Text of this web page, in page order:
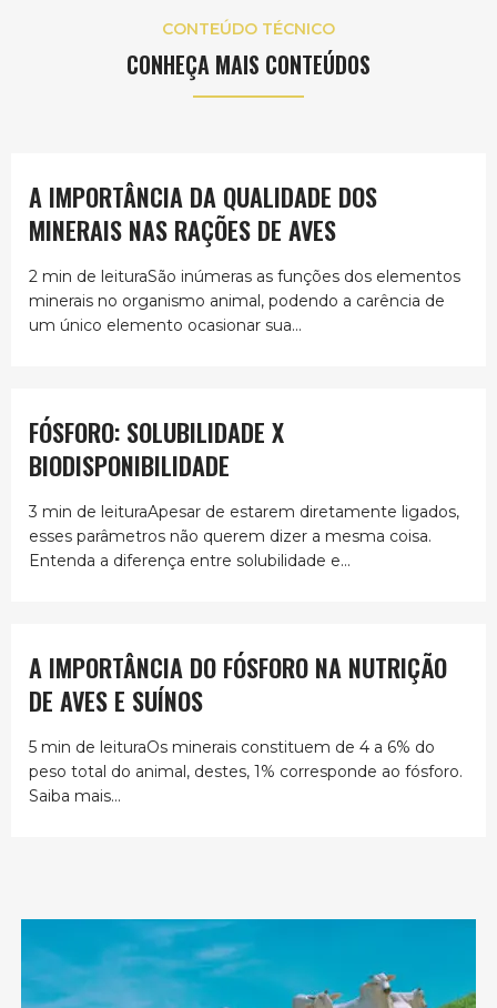
CONTEÚDO TÉCNICO
CONHEÇA MAIS CONTEÚDOS
A IMPORTÂNCIA DA QUALIDADE DOS
MINERAIS NAS RAÇÕES DE AVES
2 min de leituraSão inúmeras as funções dos elementos
minerais no organismo animal, podendo a carência de
um único elemento ocasionar sua...
FÓSFORO: SOLUBILIDADE X
BIODISPONIBILIDADE
3 min de leituraApesar de estarem diretamente ligados,
esses parâmetros não querem dizer a mesma coisa.
Entenda a diferença entre solubilidade e...
A IMPORTÂNCIA DO FÓSFORO NA NUTRIÇÃO
DE AVES E SUÍNOS
5 min de leituraOs minerais constituem de 4 a 6% do
peso total do animal, destes, 1% corresponde ao fósforo.
Saiba mais...